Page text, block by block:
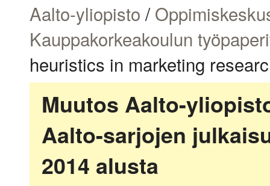
Aalto-yliopisto /
Kauppakorkeakoulun
heuristics in marketing
Muutos Aalto-
Aalto-sarjojen
2014 alusta